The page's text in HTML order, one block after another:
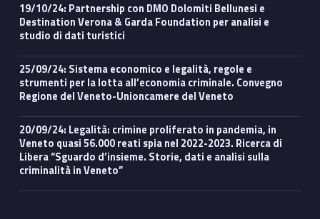
19/10/24: Partnership con DMO Dolomiti Bellunesi e
Destination Verona & Garda Foundation per analisi e
studio di dati turistici
25/09/24: Sistema economico e legalità, regole e
strumenti per la lotta all’economia criminale. Convegno
Regione del Veneto-Unioncamere del Veneto
20/09/24: Legalità: crimine proliferato in pandemia, in
Veneto quasi 56.000 reati spia nel 2022-2023. Ricerca di
Libera “Sguardo d’insieme. Storie, dati e analisi sulla
criminalità in Veneto”